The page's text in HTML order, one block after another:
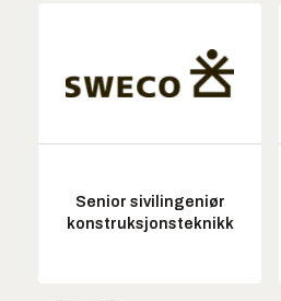
Senior sivilingeniør
konstruksjonsteknikk